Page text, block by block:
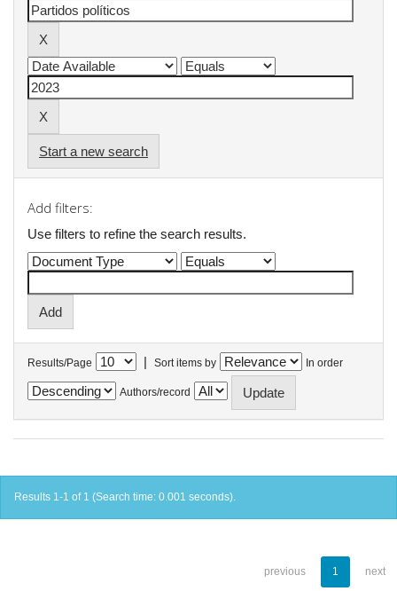
Start a new search
Add filters:
Use filters to refine the search results.
Results/Page | Sort items by In order
Authors/record
Results 1-1 of 1 (Search time: 0.001 seconds).
previous 1 next